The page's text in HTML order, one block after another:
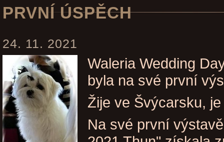
PRVNÍ ÚSPĚCH
24. 11. 2021
Waleria Wedding
byla na své první
Žije ve Švýcarsku,
Na své první